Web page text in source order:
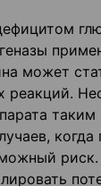
может
реакций.
таким
когда
риск.